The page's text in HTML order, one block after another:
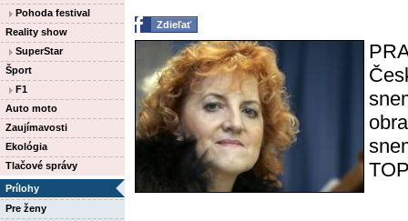
Pohoda festival
Reality show
SuperStar
Šport
F1
Auto moto
Zaujímavosti
Ekológia
Tlačové správy
Prílohy
Pre ženy
Zdieľať